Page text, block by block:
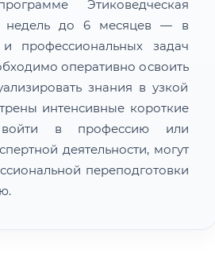
Этиковедческая
недель до 6 месяцев — в
профессиональных задач
оперативно освоить
знания в узкой
интенсивные короткие
войти в профессию или
деятельности, могут
переподготовки